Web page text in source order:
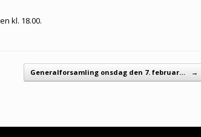
kl. 18.00.
Generalforsamling onsdag den 7. februar… →